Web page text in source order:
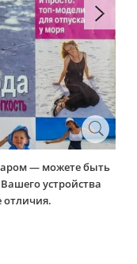
— можете быть
устройства